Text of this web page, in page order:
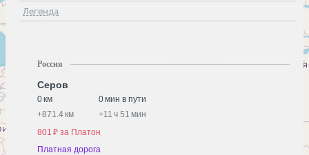
Легенда
Россия
Серов
0 км
0 мин в пути
+871.4 км +11 ч 51 мин
801 ₽ за Платон
Платная дорога